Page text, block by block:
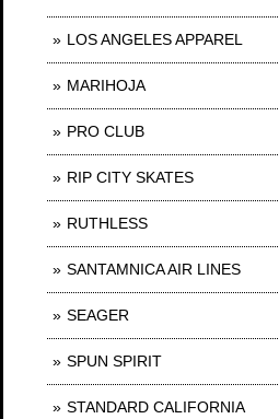
LOS ANGELES APPAREL
MARIHOJA
PRO CLUB
RIP CITY SKATES
RUTHLESS
SANTAMNICA AIR LINES
SEAGER
SPUN SPIRIT
STANDARD CALIFORNIA